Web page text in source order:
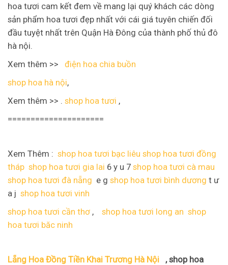
hoa tươi cam kết đem về mang lại quý khách các dòng
sản phẩm hoa tươi đẹp nhất với cái giá tuyên chiến đối
đầu tuyệt nhất trên Quận Hà Đông của thành phố thủ đô
hà nội.
Xem thêm >>
điện hoa chia buồn
shop hoa hà nội,
Xem thêm >> .
shop hoa tươi ,
=====================
Xem Thêm : shop hoa tươi bạc liêu shop hoa tươi đồng
tháp shop hoa tươi gia lai 6 y u 7 shop hoa tươi cà mau
shop hoa tươi đà nẵng e g shop hoa tươi bình dương t ư
a j shop hoa tươi vinh
shop hoa tươi cần thơ , shop hoa tươi long an shop
hoa tươi băc ninh
Lẵng Hoa Đồng Tiền Khai Trương Hà Nội , shop hoa